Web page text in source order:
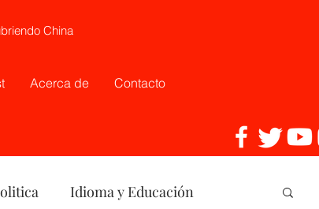
China
Acerca de Contacto
Idioma y Educación